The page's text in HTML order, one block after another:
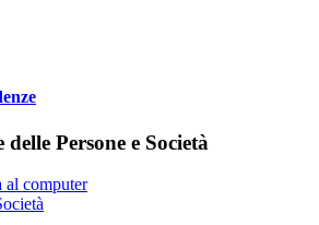
Persone e Società